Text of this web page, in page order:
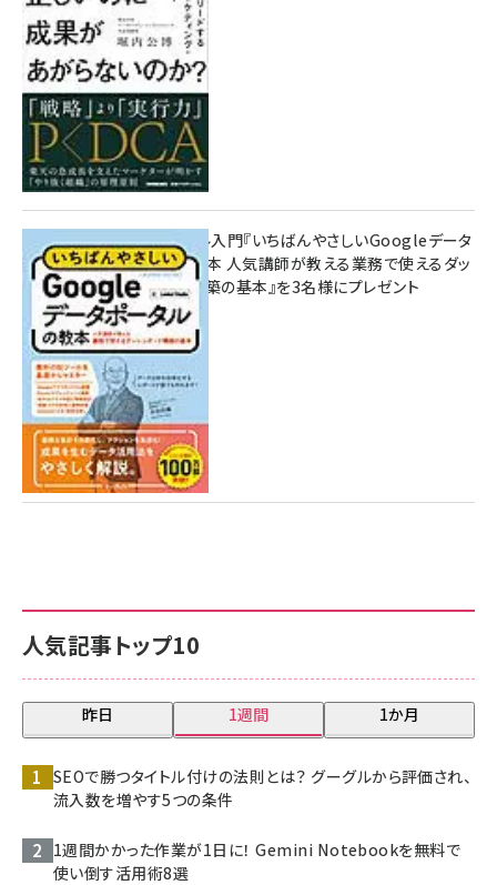
人気記事トップ10
昨日 1週間 1か月
SEOで勝つタイトル付けの法則とは？ グーグルから評価され、
流入数を増やす5つの条件
1週間かかった作業が1日に！ Gemini Notebookを無料で
使い倒す活用術8選
10:00
無料BIツール入門『いちばんやさしいGoogleデータ
ポータルの教本 人気講師が教える業務で使えるダッ
シュボード構築の基本』を3名様にプレゼント
7月31日 10:00